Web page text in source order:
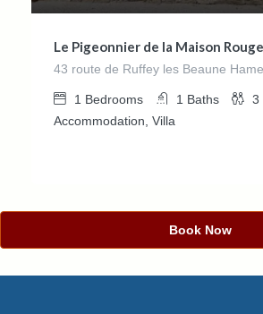
Le Pigeonnier de la Maison Rouge
43 route de Ruffey les Beaune
1 Bedrooms 1 Baths 3
Accommodation, Villa
Book Now